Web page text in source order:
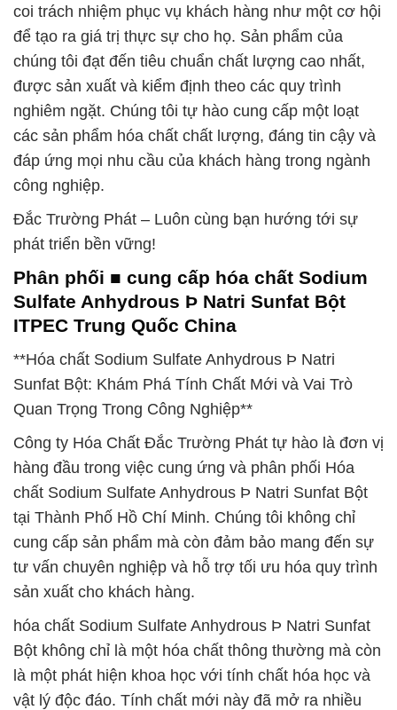
coi trách nhiệm phục vụ khách hàng như một cơ hội
để tạo ra giá trị thực sự cho họ. Sản phẩm của
chúng tôi đạt đến tiêu chuẩn chất lượng cao nhất,
được sản xuất và kiểm định theo các quy trình
nghiêm ngặt. Chúng tôi tự hào cung cấp một loạt
các sản phẩm hóa chất chất lượng, đáng tin cậy và
đáp ứng mọi nhu cầu của khách hàng trong ngành
công nghiệp.
Đắc Trường Phát – Luôn cùng bạn hướng tới sự
phát triển bền vững!
Phân phối ■ cung cấp hóa chất Sodium
Sulfate Anhydrous Þ Natri Sunfat Bột
ITPEC Trung Quốc China
**Hóa chất Sodium Sulfate Anhydrous Þ Natri
Sunfat Bột: Khám Phá Tính Chất Mới và Vai Trò
Quan Trọng Trong Công Nghiệp**
Công ty Hóa Chất Đắc Trường Phát tự hào là đơn vị
hàng đầu trong việc cung ứng và phân phối Hóa
chất Sodium Sulfate Anhydrous Þ Natri Sunfat Bột
tại Thành Phố Hồ Chí Minh. Chúng tôi không chỉ
cung cấp sản phẩm mà còn đảm bảo mang đến sự
tư vấn chuyên nghiệp và hỗ trợ tối ưu hóa quy trình
sản xuất cho khách hàng.
hóa chất Sodium Sulfate Anhydrous Þ Natri Sunfat
Bột không chỉ là một hóa chất thông thường mà còn
là một phát hiện khoa học với tính chất hóa học và
vật lý độc đáo. Tính chất mới này đã mở ra nhiều